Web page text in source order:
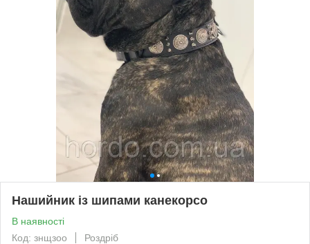
Нашийник із шипами канекорсо
В наявності
Код: знщзоо
Роздріб